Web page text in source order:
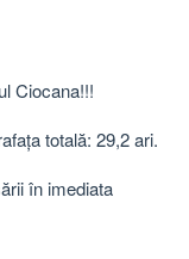
Ciocana!!!
totală: 29,2 ari.
în imediata